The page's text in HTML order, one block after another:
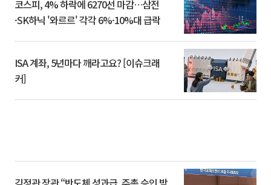
코스피, 4% 하락에 6270선 마감…삼전
·SK하닉 '와르르' 각각 6%·10%대 급락
ISA 계좌, 5년마다 깨라고요? [이슈크래
커]